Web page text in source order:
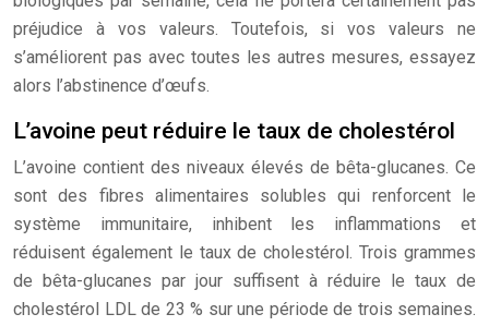
préjudice à vos valeurs. Toutefois, si vos valeurs ne
s’améliorent pas avec toutes les autres mesures, essayez
alors l’abstinence d’œufs.
L’avoine peut réduire le taux de cholestérol
L’avoine contient des niveaux élevés de bêta-glucanes. Ce
sont des fibres alimentaires solubles qui renforcent le
système immunitaire, inhibent les inflammations et
réduisent également le taux de cholestérol. Trois grammes
de bêta-glucanes par jour suffisent à réduire le taux de
cholestérol LDL de 23 % sur une période de trois semaines.